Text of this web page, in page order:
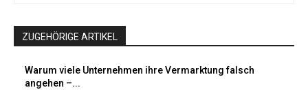
ZUGEHÖRIGE ARTIKEL
Warum viele Unternehmen ihre Vermarktung falsch
angehen –...